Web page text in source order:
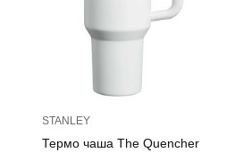
STANLEY
Термо чаша The Quencher